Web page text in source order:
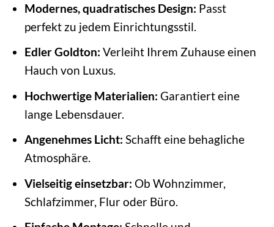
Modernes, quadratisches Design: Passt
perfekt zu jedem Einrichtungsstil.
Edler Goldton: Verleiht Ihrem Zuhause einen
Hauch von Luxus.
Hochwertige Materialien: Garantiert eine
lange Lebensdauer.
Angenehmes Licht: Schafft eine behagliche
Atmosphäre.
Vielseitig einsetzbar: Ob Wohnzimmer,
Schlafzimmer, Flur oder Büro.